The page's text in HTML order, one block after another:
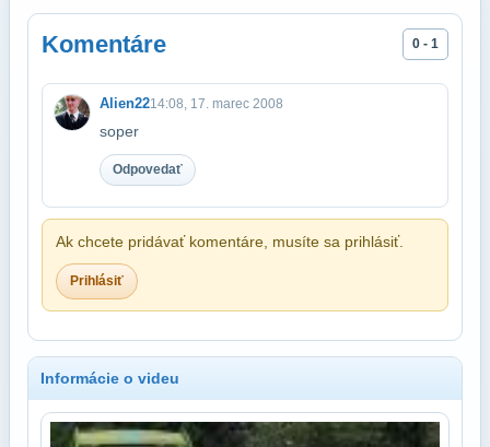
Komentáre 0 - 1
Alien2214:08, 17. marec 2008
soper
Odpovedať
Ak chcete pridávať komentáre, musíte sa prihlásiť.
Prihlásiť
Informácie o videu